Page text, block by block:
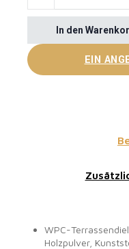
In den
EIN
WPC-
Holzpulver,